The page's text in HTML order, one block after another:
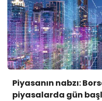
Piyasanın nabzı:
piyasalarda gün